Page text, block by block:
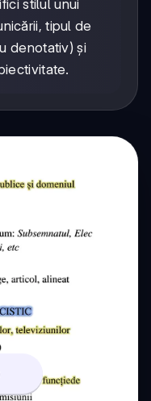
stilul unui
tipul de
denotativ) și